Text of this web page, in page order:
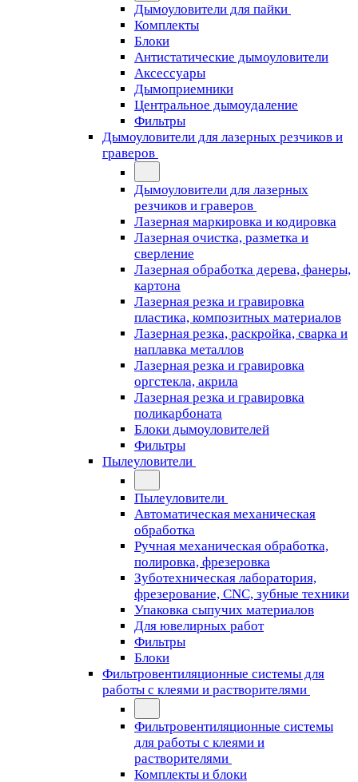
Дымоуловители для пайки
Комплекты
Блоки
Антистатические дымоуловители
Аксессуары
Дымоприемники
Центральное дымоудаление
Фильтры
Дымоуловители для лазерных резчиков и
граверов
Дымоуловители для лазерных
резчиков и граверов
Лазерная маркировка и кодировка
Лазерная очистка, разметка и
сверление
Лазерная обработка дерева, фанеры,
картона
Лазерная резка и гравировка
пластика, композитных материалов
Лазерная резка, раскройка, сварка и
наплавка металлов
Лазерная резка и гравировка
оргстекла, акрила
Лазерная резка и гравировка
поликарбоната
Блоки дымоуловителей
Фильтры
Пылеуловители
Пылеуловители
Автоматическая механическая
обработка
Ручная механическая обработка,
полировка, фрезеровка
Зуботехническая лаборатория,
фрезерование, CNC, зубные техники
Упаковка сыпучих материалов
Для ювелирных работ
Фильтры
Блоки
Фильтровентиляционные системы для
работы с клеями и растворителями
Фильтровентиляционные системы
для работы с клеями и
растворителями
Комплекты и блоки